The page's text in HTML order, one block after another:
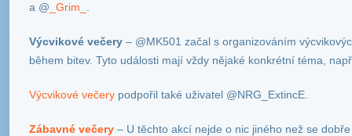
a @ _Grim_
Výcvikové večery – @MK501 začal s organizováním
během bitev. Tyto události mají vždy nějaké konkrétní téma,
Výcvikové večery podpořil také uživatel @NRG_ExtincE.
Zábavné večery – U těchto akcí nejde o nic jiného než se